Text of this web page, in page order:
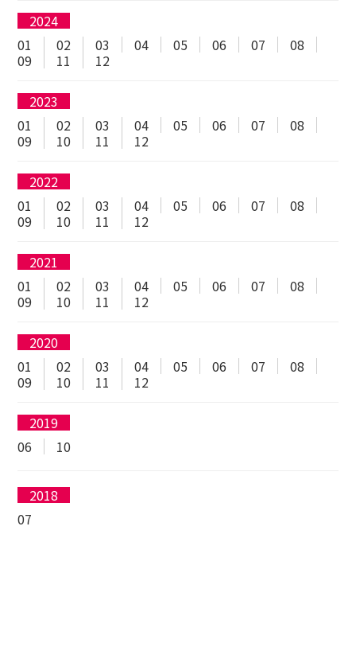
2024
01
02 03 04 05 06 07
08
09
11 12
2023
01
02 03 04 05 06 07
08
09
10 11 12
2022
01
02 03 04 05 06 07
08
09
10 11 12
2021
01
02 03 04 05 06 07
08
09
10 11 12
2020
01
02 03 04 05 06 07
08
09
10 11 12
2019
06
10
2018
07